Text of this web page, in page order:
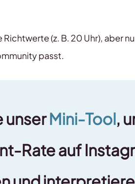
(z. B. 20 Uhr), aber
passt.
unserMini-Tool,
Rate auf